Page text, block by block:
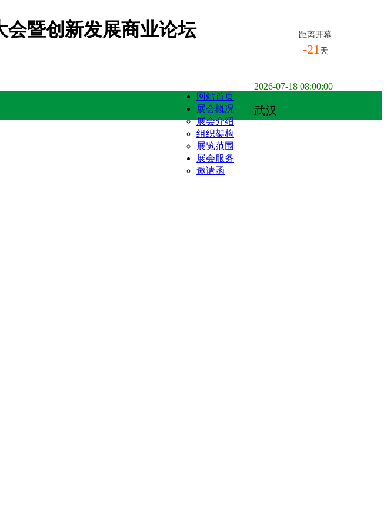
会暨创新发展商业论坛 距离开幕
-21天
2026-07-18 08:00:00
武汉
网站首页
展会概况
展会介绍
组织架构
展览范围
展会服务
邀请函